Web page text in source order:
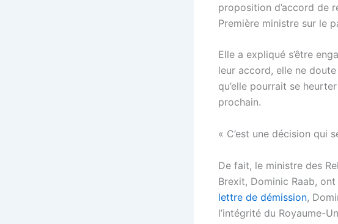
proposition d’accord de
Première ministre sur le
Elle a expliqué s’être
leur accord, elle ne
qu’elle pourrait se
prochain.
« C’est une décision qui
De fait, le ministre des
Brexit, Dominic Raab,
lettre de démission,
l’intégrité du Royaume-